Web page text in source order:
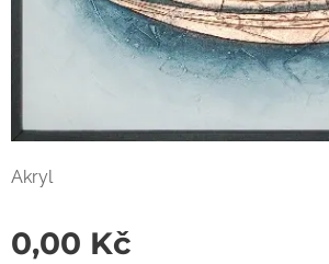
Akryl
0,00 Kč